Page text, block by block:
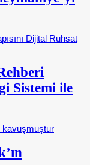
Sistemi ile